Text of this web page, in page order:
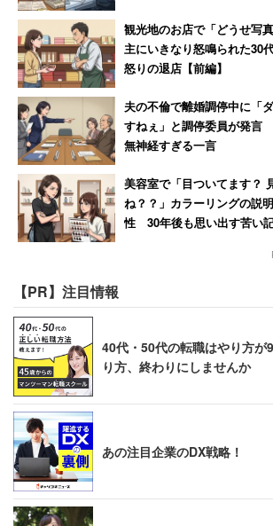
観光地のお店で「どうせ写
主にいきなり怒鳴られた30
怒りの退店【前編】
夫の不倫で離婚調停中に「
すねぇ」と調停委員が発言
無神経すぎる一言
美容室で「目ついてます？
ね？？」カラーリングの説
性 30年後も思い出す苦い
【PR】注目情報
40代・50代の転職はやり方が
り方、終わりにしませんか
あの注目企業のDX戦略！